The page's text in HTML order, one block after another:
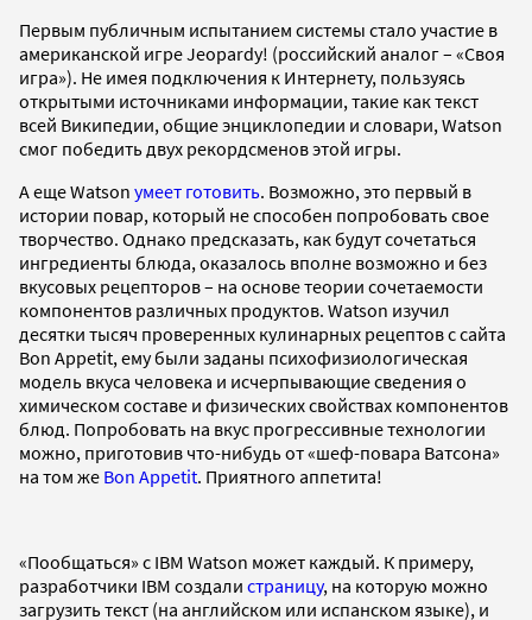
Первым публичным испытанием системы стало участие в
американской игре Jeopardy! (российский аналог – «Своя
игра»). Не имея подключения к Интернету, пользуясь
открытыми источниками информации, такие как текст
всей Википедии, общие энциклопедии и словари, Watson
смог победить двух рекордсменов этой игры.
А еще Watson умеет готовить. Возможно, это первый в
истории повар, который не способен попробовать свое
творчество. Однако предсказать, как будут сочетаться
ингредиенты блюда, оказалось вполне возможно и без
вкусовых рецепторов – на основе теории сочетаемости
компонентов различных продуктов. Watson изучил
десятки тысяч проверенных кулинарных рецептов с сайта
Bon Appetit, ему были заданы психофизиологическая
модель вкуса человека и исчерпывающие сведения о
химическом составе и физических свойствах компонентов
блюд. Попробовать на вкус прогрессивные технологии
можно, приготовив что-нибудь от «шеф-повара Ватсона»
на том же Bon Appetit. Приятного аппетита!
«Пообщаться» с IBM Watson может каждый. К примеру,
разработчики IBM создали страницу, на которую можно
загрузить текст (на английском или испанском языке), и